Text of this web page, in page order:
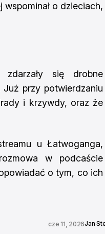
wspominał o dzieciach,
zdarzały się drobne
przy potwierdzaniu
i krzywdy, oraz że
u Łatwoganga,
w podcaście
o tym, co ich
cze 11, 2026Jan